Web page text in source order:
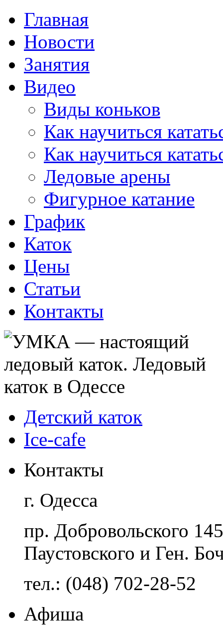
Главная
Новости
Занятия
Видео
Виды коньков
Как научиться
Как научиться
Ледовые арены
Фигурное катание
График
Каток
Цены
Статьи
Контакты
Детский каток
Ice-cafe
Контакты
г. Одесса
пр. Добровольского
Паустовского и Ген.
тел.: (048) 702-28-52
Афиша